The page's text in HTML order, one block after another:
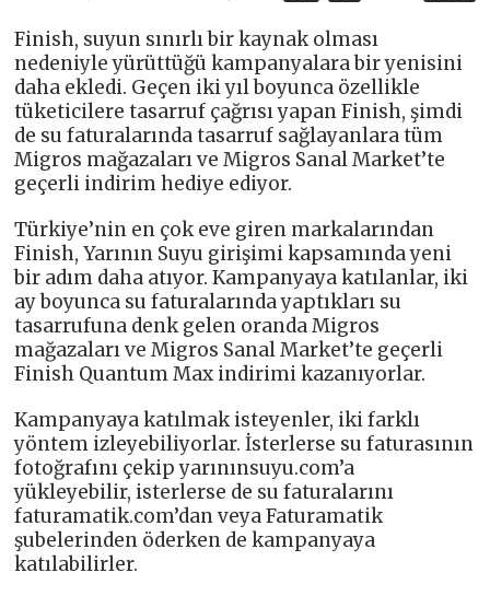
Finish, suyun sınırlı bir kaynak olması
nedeniyle yürüttüğü kampanyalara bir yenisini
daha ekledi. Geçen iki yıl boyunca özellikle
tüketicilere tasarruf çağrısı yapan Finish, şimdi
de su faturalarında tasarruf sağlayanlara tüm
Migros mağazaları ve Migros Sanal Market’te
geçerli indirim hediye ediyor.
Türkiye’nin en çok eve giren markalarından
Finish, Yarının Suyu girişimi kapsamında yeni
bir adım daha atıyor. Kampanyaya katılanlar, iki
ay boyunca su faturalarında yaptıkları su
tasarrufuna denk gelen oranda Migros
mağazaları ve Migros Sanal Market’te geçerli
Finish Quantum Max indirimi kazanıyorlar.
Kampanyaya katılmak isteyenler, iki farklı
yöntem izleyebiliyorlar. İsterlerse su faturasının
fotoğrafını çekip yarınınsuyu.com’a
yükleyebilir, isterlerse de su faturalarını
faturamatik.com’dan veya Faturamatik
şubelerinden öderken de kampanyaya
katılabilirler.